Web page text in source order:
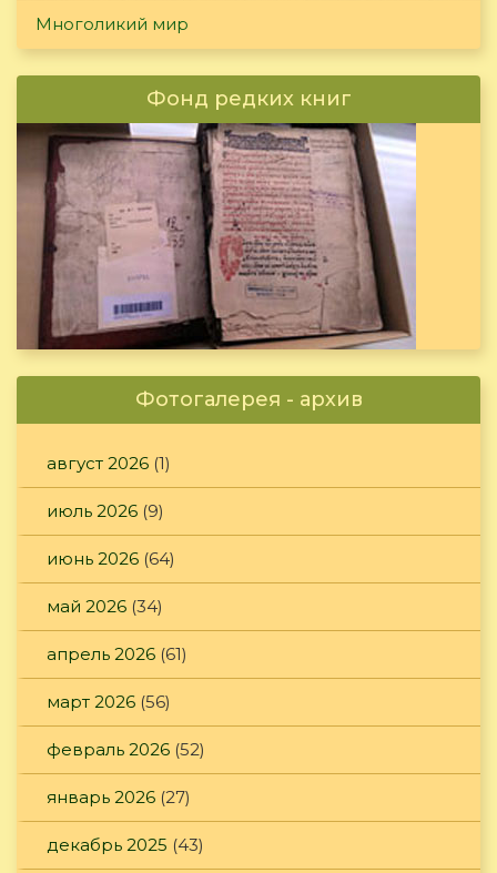
Многоликий мир
Фонд редких книг
Фотогалерея - архив
август 2026 (1)
июль 2026 (9)
июнь 2026 (64)
май 2026 (34)
апрель 2026 (61)
март 2026 (56)
февраль 2026 (52)
январь 2026 (27)
декабрь 2025 (43)